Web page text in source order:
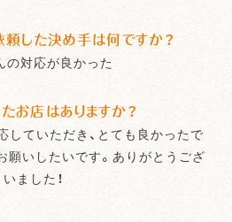
した決め手は何ですか？
の対応が良かった
お店はありますか？
していただき、とても良かったで
願いしたいです。ありがとうござ
いました！